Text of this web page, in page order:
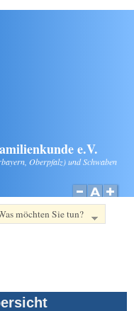
e.V.
Oberpfalz) und Schwaben
möchten Sie tun?